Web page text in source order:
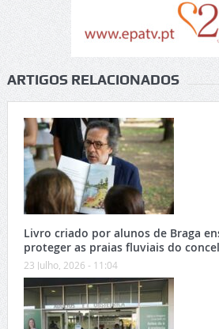
ARTIGOS RELACIONADOS
Livro criado por alunos de Braga
proteger as praias fluviais do
23 Julho, 2026 - 11:04